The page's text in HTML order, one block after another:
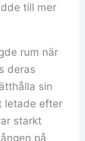
till mer
rum när
deras
sin
letade efter
starkt
på